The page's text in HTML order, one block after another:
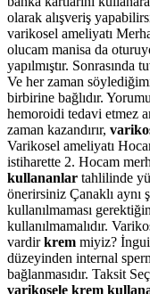
olarak alışveriş
varikosel ameliyatı
olucam manisa da
yapılmıştır. Sonrasında
Ve her zaman
birbirine bağlıdır.
hemoroidi tedavi etmez
zaman kazandırır,
Varikosel ameliyatı
istiharette 2. Hocam
kullananlar tahlilinde
önerirsiniz Çanaklı aynı
kullanılmaması
kullanılmamalıdır.
vardirkrem miyiz?
düzeyinden internal
bağlanmasıdır. Taksit
varikosele krem